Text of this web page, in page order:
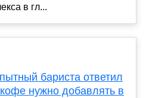
в гл...
бариста ответил
нужно добавлять в